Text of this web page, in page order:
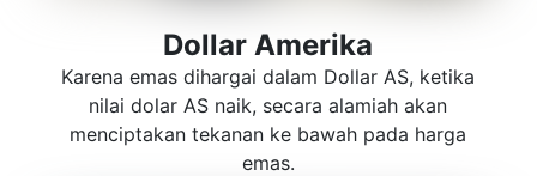
Dollar Amerika
Karena emas dihargai dalam Dollar AS, ketika
nilai dolar AS naik, secara alamiah akan
menciptakan tekanan ke bawah pada harga
emas.